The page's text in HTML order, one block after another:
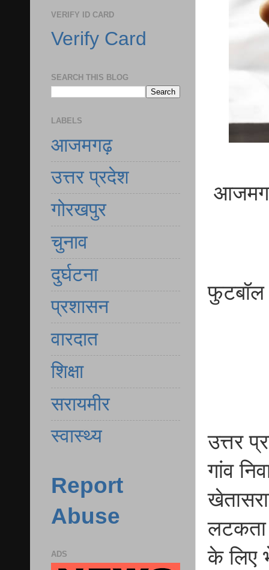
उत्तर
गांव
लटकता
के लिए
VERIFY ID CARD
Verify Card
SEARCH THIS BLOG
LABELS
आजमगढ़
उत्तर प्रदेश
गोरखपुर
चुनाव
दुर्घटना
प्रशासन
वारदात
शिक्षा
सरायमीर
स्वास्थ्य
Report
Abuse
ADS